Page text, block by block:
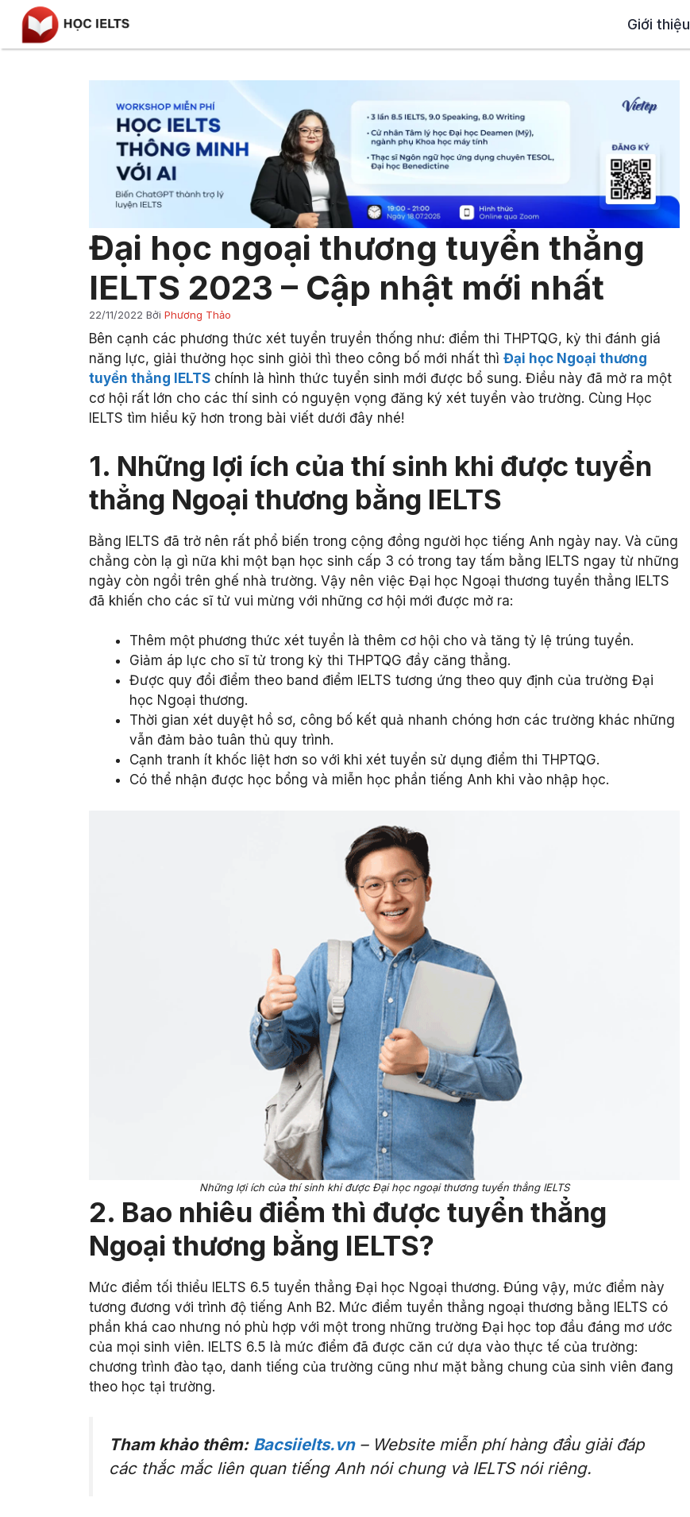
Chuyển
đến
nội
Giới thiệu
Đại học ngoại thương tuyển thẳng
IELTS 2023 – Cập nhật mới nhất
22/11/2022 Bởi Phương Thảo
Bên cạnh các phương thức xét tuyển truyền thống như: điểm thi THPTQG, kỳ thi đánh giá
năng lực, giải thưởng học sinh giỏi thì theo công bố mới nhất thì Đại học Ngoại thương
tuyển thẳng IELTS chính là hình thức tuyển sinh mới được bổ sung. Điều này đã mở ra một
cơ hội rất lớn cho các thí sinh có nguyện vọng đăng ký xét tuyển vào trường. Cùng Học
IELTS tìm hiểu kỹ hơn trong bài viết dưới đây nhé!
1. Những lợi ích của thí sinh khi được tuyển
thẳng Ngoại thương bằng IELTS
Bằng IELTS đã trở nên rất phổ biến trong cộng đồng người học tiếng Anh ngày nay. Và cũng
chẳng còn lạ gì nữa khi một bạn học sinh cấp 3 có trong tay tấm bằng IELTS ngay từ những
ngày còn ngồi trên ghế nhà trường. Vậy nên việc Đại học Ngoại thương tuyển thẳng IELTS
đã khiến cho các sĩ tử vui mừng với những cơ hội mới được mở ra:
Thêm một phương thức xét tuyển là thêm cơ hội cho và tăng tỷ lệ trúng tuyển.
Giảm áp lực cho sĩ tử trong kỳ thi THPTQG đầy căng thẳng.
Được quy đổi điểm theo band điểm IELTS tương ứng theo quy định của trường Đại
học Ngoại thương.
Thời gian xét duyệt hồ sơ, công bố kết quả nhanh chóng hơn các trường khác những
vẫn đảm bảo tuân thủ quy trình.
Cạnh tranh ít khốc liệt hơn so với khi xét tuyển sử dụng điểm thi THPTQG.
Có thể nhận được học bổng và miễn học phần tiếng Anh khi vào nhập học.
Những lợi ích của thí sinh khi được Đại học ngoại thương tuyển thẳng IELTS
2. Bao nhiêu điểm thì được tuyển thẳng
Ngoại thương bằng IELTS?
Mức điểm tối thiểu IELTS 6.5 tuyển thẳng Đại học Ngoại thương. Đúng vậy, mức điểm này
tương đương với trình độ tiếng Anh B2. Mức điểm tuyển thẳng ngoại thương bằng IELTS có
phần khá cao nhưng nó phù hợp với một trong những trường Đại học top đầu đáng mơ ước
của mọi sinh viên. IELTS 6.5 là mức điểm đã được căn cứ dựa vào thực tế của trường:
chương trình đào tạo, danh tiếng của trường cũng như mặt bằng chung của sinh viên đang
theo học tại trường.
Tham khảo thêm: Bacsiielts.vn– Website miễn phí hàng đầu giải đáp
các thắc mắc liên quan tiếng Anh nói chung và IELTS nói riêng.